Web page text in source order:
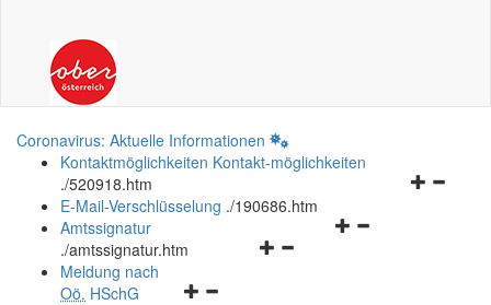
Coronavirus: Aktuelle Informationen
Kontaktmöglichkeiten Kontakt-möglichkeiten
./520918.htm
Navigationsmenü
E-Mail-Verschlüsselung ./190686.htm
Navigationsmenü
Amtssignatur
./amtssignatur.htm
Navigationsmenü
Meldung nach
Oö. HSchG